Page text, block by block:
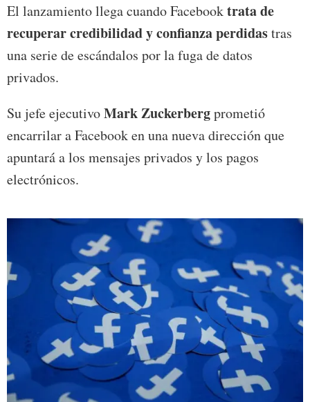
El lanzamiento llega cuando Facebooktrata de
recuperar credibilidad y confianza perdidastras
una serie de escándalos por la fuga de datos
privados.
Su jefe ejecutivoMark Zuckerbergprometió
encarrilar a Facebook en una nueva dirección que
apuntará a los mensajes privados y los pagos
electrónicos.